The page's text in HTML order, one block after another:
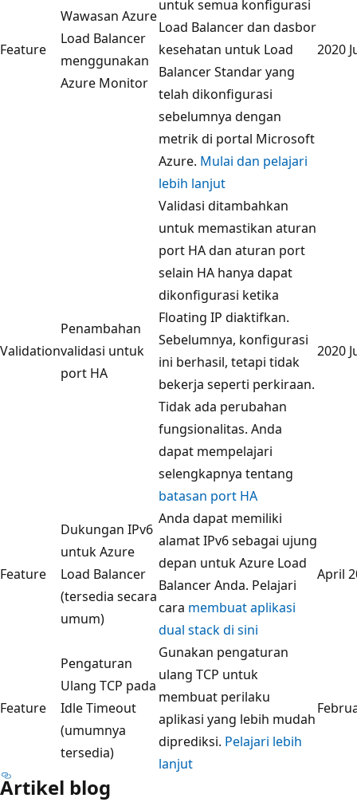
Feature
Wawasan Azure
Load Balancer
menggunakan
Azure Monitor
untuk semua konfigurasi
Load Balancer dan dasbor
kesehatan untuk Load
Balancer Standar yang
telah dikonfigurasi
sebelumnya dengan
metrik di portal Microsoft
Azure. Mulai dan pelajari
lebih lanjut
2020
Validation
Penambahan
validasi untuk
port HA
Validasi ditambahkan
untuk memastikan aturan
port HA dan aturan port
selain HA hanya dapat
dikonfigurasi ketika
Floating IP diaktifkan.
Sebelumnya, konfigurasi
ini berhasil, tetapi tidak
bekerja seperti perkiraan.
Tidak ada perubahan
fungsionalitas. Anda
dapat mempelajari
selengkapnya tentang
batasan port HA
2020
Feature
Dukungan IPv6
untuk Azure
Load Balancer
(tersedia secara
umum)
Anda dapat memiliki
alamat IPv6 sebagai ujung
depan untuk Azure Load
Balancer Anda. Pelajari
cara membuat aplikasi
dual stack di sini
April
Feature
Pengaturan
Ulang TCP pada
Idle Timeout
(umumnya
tersedia)
Gunakan pengaturan
ulang TCP untuk
membuat perilaku
aplikasi yang lebih mudah
diprediksi. Pelajari lebih
lanjut
Artikel blog